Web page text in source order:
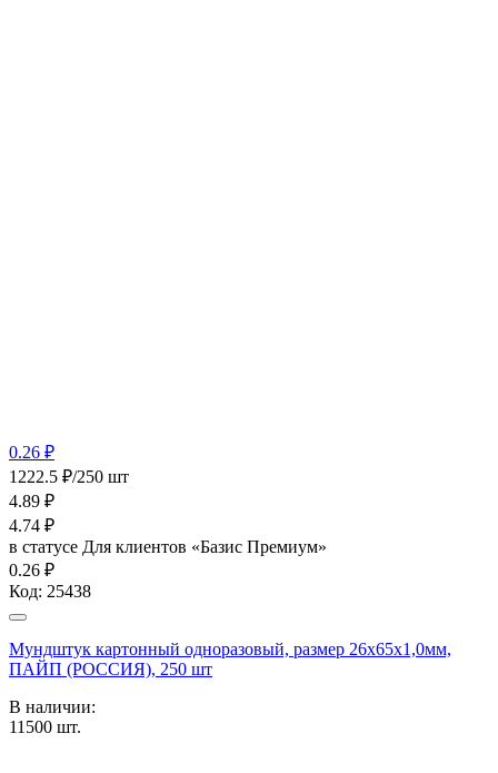
0.26 ₽
1222.5 ₽/250 шт
4.89 ₽
4.74 ₽
в статусе Для клиентов «Базис Премиум»
0.26 ₽
Код: 25438
Мундштук картонный одноразовый, размер 26х65х1,0мм,
ПАЙП (РОССИЯ), 250 шт
В наличии:
11500 шт.